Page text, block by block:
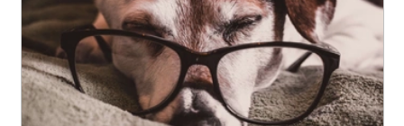
WirtschaftsWoche: www.wiwo.de (Abruf:
26.04.2023)
Alle Angaben ohne Gewähr.